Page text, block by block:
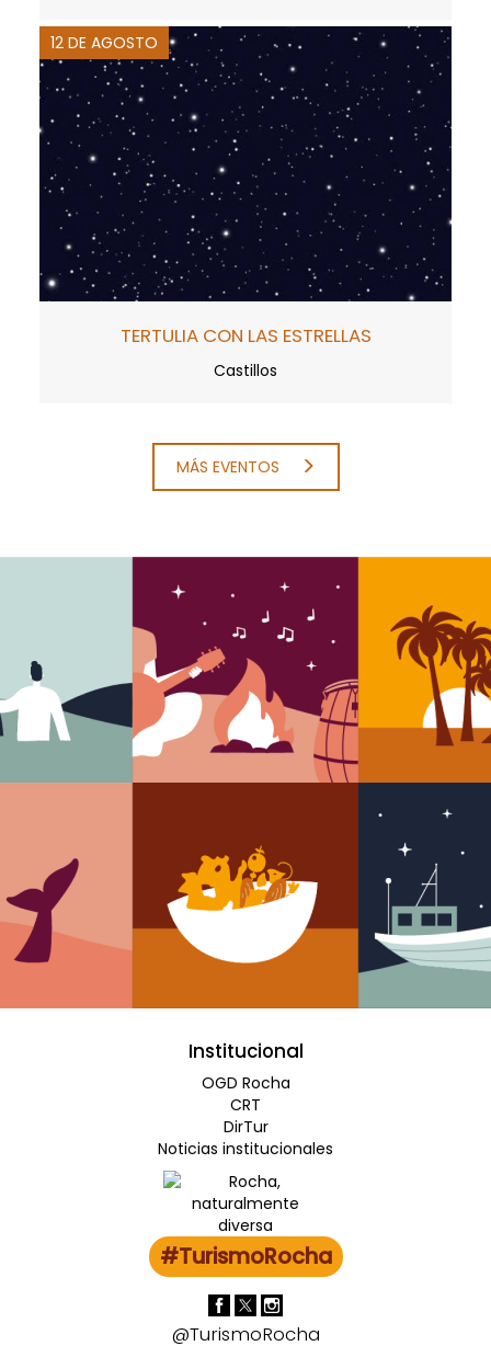
12 DE AGOSTO
TERTULIA CON LAS ESTRELLAS
Castillos
MÁS EVENTOS
Institucional
OGD Rocha
CRT
DirTur
Noticias institucionales
#TurismoRocha
@TurismoRocha